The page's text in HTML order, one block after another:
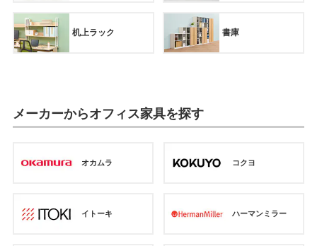
机上ラック 書庫
メーカーからオフィス家具を探す
オカムラ コクヨ
イトーキ ハーマンミラー